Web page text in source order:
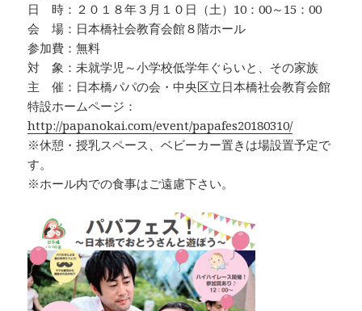
日 時：２０１８年３月１０日（土）10：00～15：00
会 場：日本橋社会教育会館８階ホール
参加費：無料
対 象：未就学児～小学校低学年ぐらいと、その家族
主 催：日本橋パパの会・中央区立日本橋社会教育会館
特設ホームページ：
http://papanokai.com/event/papafes20180310/
※休憩・授乳スペース、ベビーカー置きは場設置予定で
す。
※ホール内での食事はご遠慮下さい。